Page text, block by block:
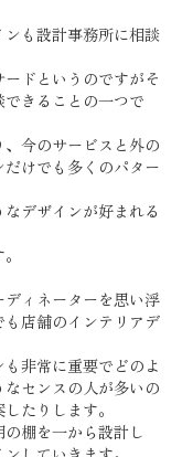
も設計事務所に相談
ドというのですがそ
きることの一つで
今のサービスと外の
けでも多くのパター
デザインが好まれる
ィネーターを思い浮
店舗のインテリアデ
非常に重要でどのよ
センスの人が多いの
たりします。
棚を一から設計し